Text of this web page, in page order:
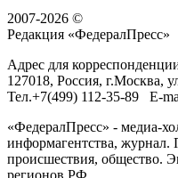
2007-2026 ©
Редакция «ФедералПресс»
Адрес для
127018, Россия, г.Москва,
Тел.+7(499) 112-35-89 E-
«ФедералПресс» - медиа-
информагентства, журнал.
происшествия, общество.
регионов РФ